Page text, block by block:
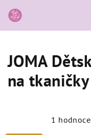
na
obsah
JOMA
na
Průměrné
1